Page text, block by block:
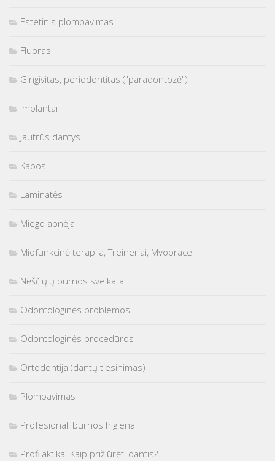
Estetinis plombavimas
Fluoras
Gingivitas, periodontitas ("paradontozė")
Implantai
Jautrūs dantys
Kapos
Laminatės
Miego apnėja
Miofunkcinė terapija, Treineriai, Myobrace
Nėščiųjų burnos sveikata
Odontologinės problemos
Odontologinės procedūros
Ortodontija (dantų tiesinimas)
Plombavimas
Profesionali burnos higiena
Profilaktika. Kaip prižiūrėti dantis?